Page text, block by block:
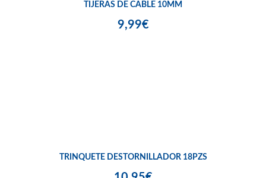
TIJERAS DE CABLE 10MM
9,99€
TRINQUETE DESTORNILLADOR 18PZS